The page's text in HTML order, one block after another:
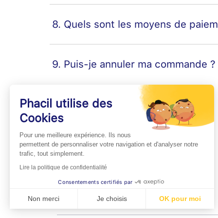
8. Quels sont les moyens de
9. Puis-je annuler ma commande ?
INFOS PRATIQUES
Professionnels de Santé
Espace Pharmaciens
Foire aux questions
Phacil utilise des
Cookies
Pour une meilleure expérience. Ils nous
permettent de personnaliser votre navigation et d'analyser notre
trafic, tout simplement.
Lire la politique de confidentialité
Consentements certifiés par
Non merci Je choisis OK pour moi
Axeptio consent
Plateforme de Gestion du Consentement :